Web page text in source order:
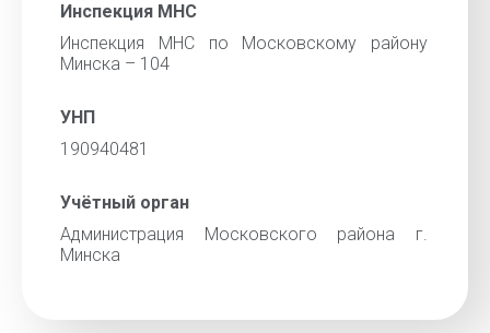
Инспекция МНС
Инспекция МНС по Московскому району
Минска – 104
УНП
190940481
Учётный орган
Администрация Московского района г.
Минска